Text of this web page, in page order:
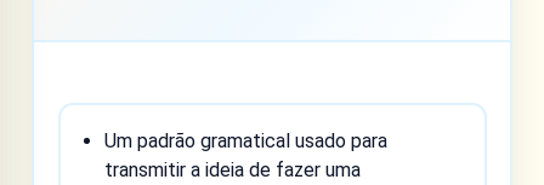
Um padrão gramatical usado para
transmitir a ideia de fazer uma